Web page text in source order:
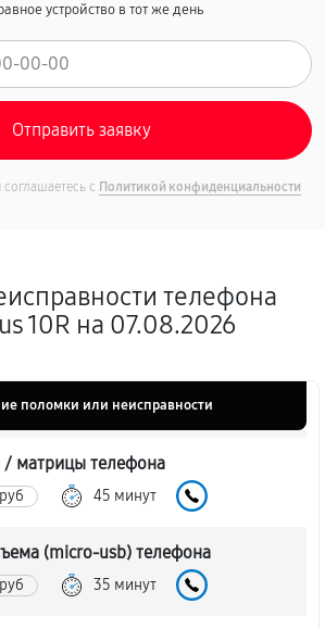
устройство в тот же день
с Политикой конфиденциальности
телефона
10R на 07.08.2026
поломки или неисправности
/ матрицы телефона
45 минут
(micro-usb) телефона
35 минут